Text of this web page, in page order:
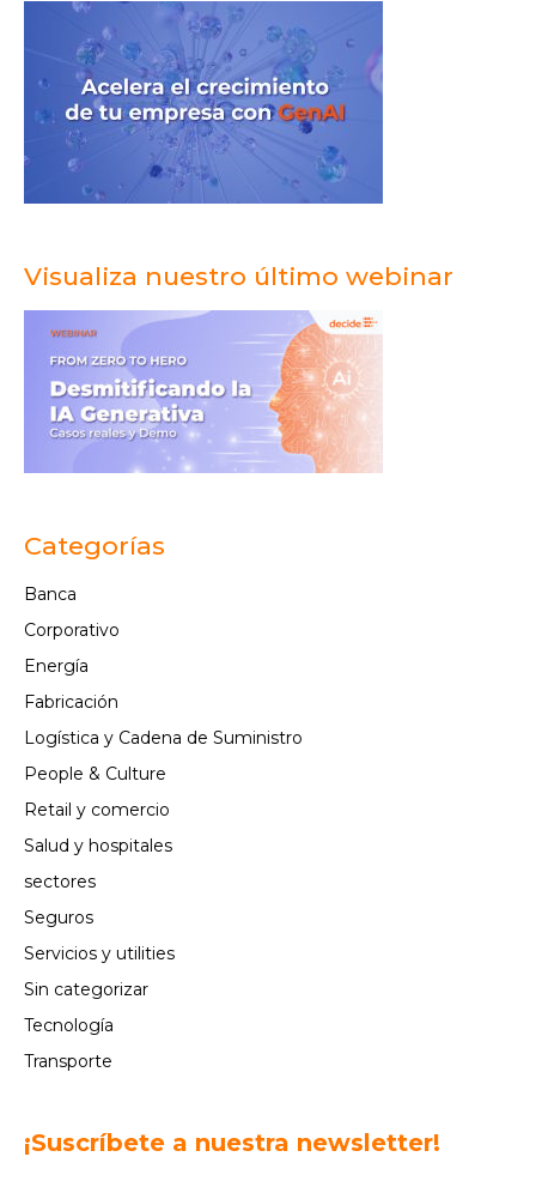
Visualiza nuestro último webinar
Categorías
Banca
Corporativo
Energía
Fabricación
Logística y Cadena de Suministro
People & Culture
Retail y comercio
Salud y hospitales
sectores
Seguros
Servicios y utilities
Sin categorizar
Tecnología
Transporte
¡Suscríbete a nuestra newsletter!